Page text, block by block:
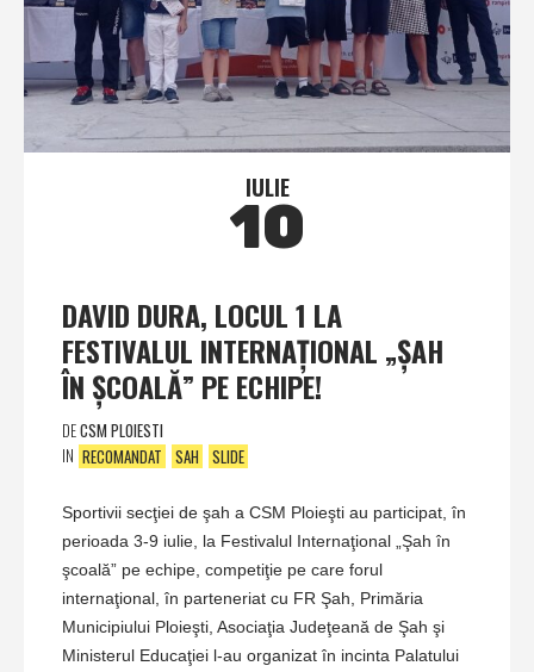
IULIE
10
DAVID DURA, LOCUL 1 LA
FESTIVALUL INTERNAŢIONAL „ŞAH
ÎN ŞCOALĂ” PE ECHIPE!
DECSM PLOIESTI
IN RECOMANDAT SAH SLIDE
Sportivii secţiei de şah a CSM Ploieşti au participat, în
perioada 3-9 iulie, la Festivalul Internaţional „Şah în
şcoală” pe echipe, competiţie pe care forul
internaţional, în parteneriat cu FR Şah, Primăria
Municipiului Ploieşti, Asociaţia Judeţeană de Şah şi
Ministerul Educaţiei l-au organizat în incinta Palatului